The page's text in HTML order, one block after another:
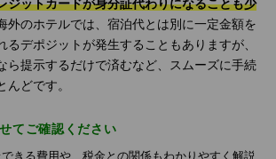
ジットカードが身分証代わりになることも少
外のホテルでは、宿泊代とは別に一定金額を
るデポジットが発生することもありますが、
ら提示するだけで済むなど、スムーズに手続
んどです。
てご確認ください
きる費用や、税金との関係もわかりやすく解説